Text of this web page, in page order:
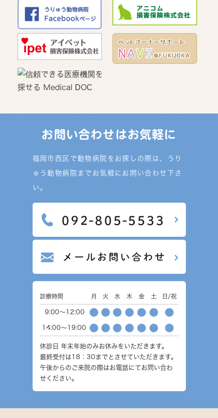
お問い合わせはお気軽に
福岡市西区で動物病院をお探しの際は、うり
ゅう動物病院までお気軽にお問い合わせ下さ
い。
診療時間 月 火 水 木 金 土 日/祝
9:00～12:00 ● ● ● ● ● ● ●
14:00～19:00 ● ● ● ● ● ● ●
休診日 年末年始のみお休みをいただきます。
最終受付は18：30までとさせていただきます。
午後からのご来院の際はお電話にてお問い合わ
せください。